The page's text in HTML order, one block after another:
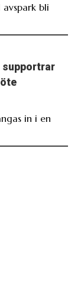
bli
supportrar
in i en